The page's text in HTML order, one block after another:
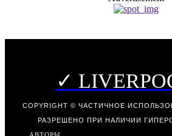
✓
COPYRIGHT © ЧАСТИЧНОЕ
РАЗРЕШЕНО ПРИ НАЛИЧИИ
АВТОРЫ